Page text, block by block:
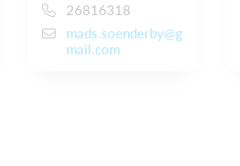
26816318
mads.soenderby@g
mail.com